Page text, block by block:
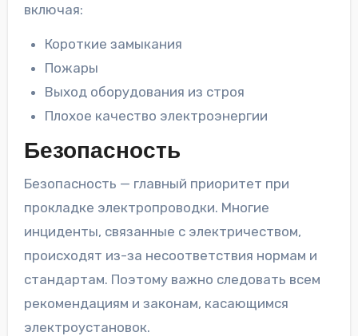
включая:
Короткие замыкания
Пожары
Выход оборудования из строя
Плохое качество электроэнергии
Безопасность
Безопасность — главный приоритет при
прокладке электропроводки. Многие
инциденты, связанные с электричеством,
происходят из-за несоответствия нормам и
стандартам. Поэтому важно следовать всем
рекомендациям и законам, касающимся
электроустановок.